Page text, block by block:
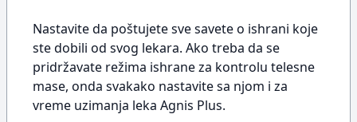
Nastavite da poštujete sve savete o ishrani koje
ste dobili od svog lekara. Ako treba da se
pridržavate režima ishrane za kontrolu telesne
mase, onda svakako nastavite sa njom i za
vreme uzimanja leka Agnis Plus.